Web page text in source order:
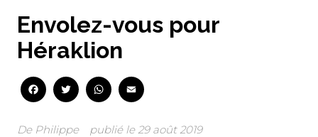
Envolez-vous pour
Héraklion
FacebookTwitterWhatsApp
De Philippe publié le 29 août 2019